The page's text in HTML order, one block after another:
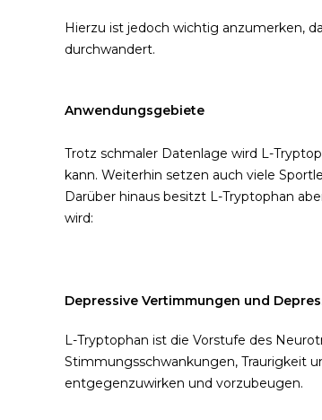
Hierzu ist jedoch wichtig anzumerken,
durchwandert.
Anwendungsgebiete
Trotz schmaler Datenlage wird L-
kann. Weiterhin setzen auch viele
Darüber hinaus besitzt L-Tryptophan
wird:
Depressive Vertimmungen und
L-Tryptophan ist die Vorstufe des
Stimmungsschwankungen, Traurigkeit
entgegenzuwirken und vorzubeugen.